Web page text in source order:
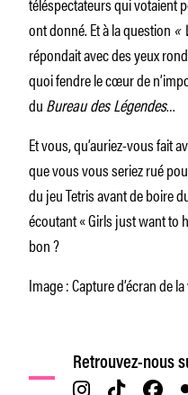
ont donné. Et à la question «
répondait avec des yeux
quoi fendre le cœur de
duBureau des Légendes…
Et vous, qu’auriez-vous fait
que vous vous seriez rué
du jeu Tetris avant de boire
écoutant « Girls just want to
bon ?
Image : Capture d’écran de
Retrouvez-nous